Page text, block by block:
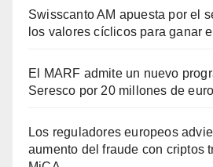
Swisscanto AM apuesta por el
los valores cíclicos para ganar
El MARF admite un nuevo
Seresco por 20 millones de
Los reguladores europeos
aumento del fraude con criptos